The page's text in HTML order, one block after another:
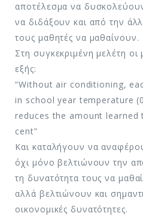
αποτέλεσμα να
να διδάξουν και από την
τους μαθητές να μαθαίνουν.
Στη συγκεκριμένη μελέτη
εξής:
“Without air conditioning,
in school year temperature
reduces the amount learned
cent”
Και καταλήγουν να
όχι μόνο βελτιώνουν την
τη δυνατότητα τους να
αλλά βελτιώνουν και
οικονομικές δυνατότητες.